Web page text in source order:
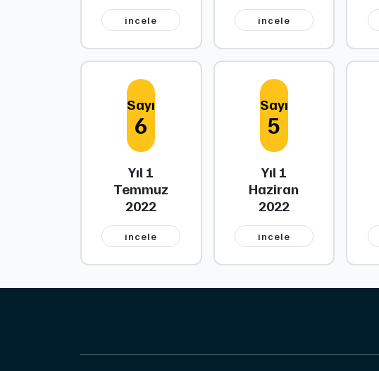
i̇ncele i̇ncele
Sayı
6
Yıl 1
Temmuz
2022
i̇ncele
Sayı
5
Yıl 1
Haziran
2022
i̇ncele